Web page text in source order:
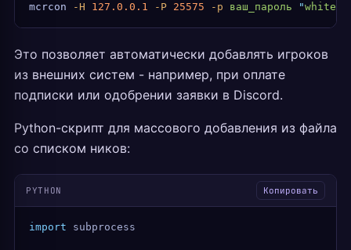
mcrcon -H 127.0.0.1 -P 25575 -p ваш_пароль "
Это позволяет автоматически добавлять игроков
из внешних систем - например, при оплате
подписки или одобрении заявки в Discord.
Python-скрипт для массового добавления из файла
со списком ников:
PYTHON Копировать
import subprocess